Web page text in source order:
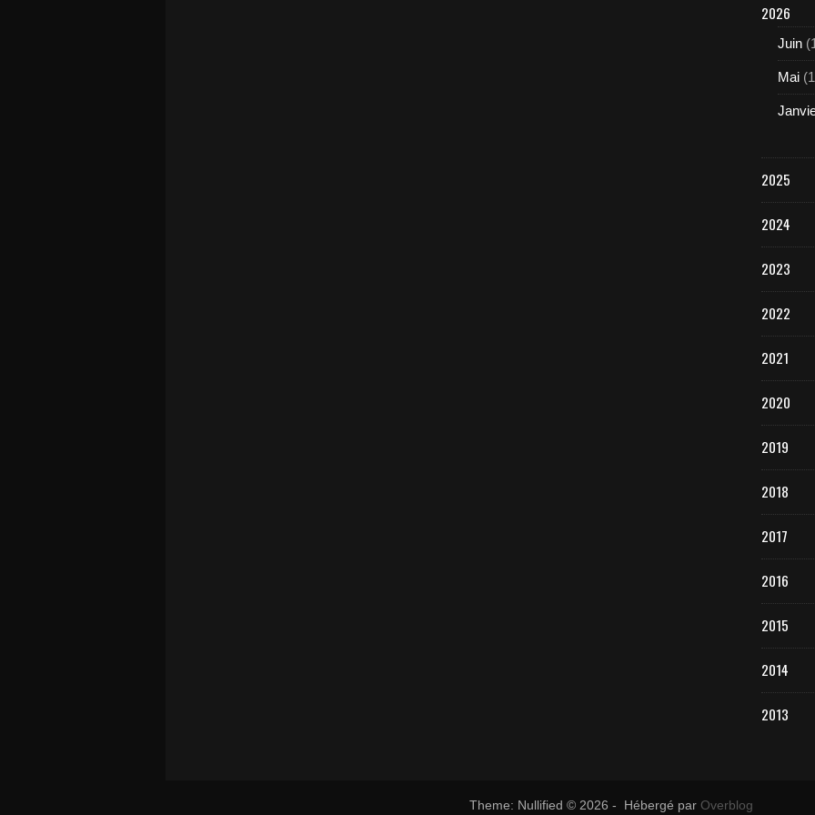
2026
Juin
Mai
2025
2024
2023
2022
2021
2020
2019
2018
2017
2016
2015
2014
2013
Theme: Nullified © 2026 - Hébergé par Overblog